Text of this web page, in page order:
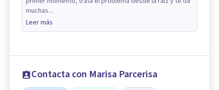
muchas...
Leer más
Contacta con Marisa Parcerisa